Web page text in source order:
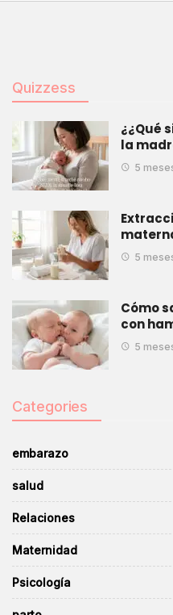
Quizzess
¿¿Qué
la
5
5
Cómo
con
5
Categories
embarazo
salud
Relaciones
Maternidad
Psicología